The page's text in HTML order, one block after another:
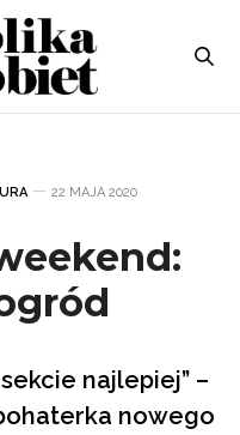
22 MAJA 2020
najlepiej” –
nowego